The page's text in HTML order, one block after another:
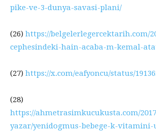
pike-ve-3-dunya-savasi-plani/
(26) https://belgelerlegercektarih.com/
cephesindeki-hain-acaba-m-kemal-
(27) https://x.com/eafyoncu/status/
(28)
https://ahmetrasimkucukusta.com/
yazar/yenidogmus-bebege-k-